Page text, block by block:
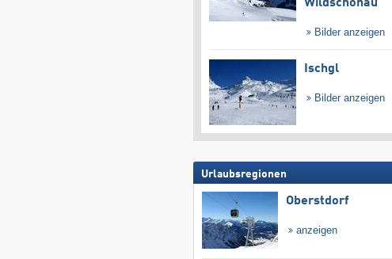
Wildschönau
Bilder anzeigen
Ischgl
Bilder anzeigen
Urlaubsregionen
Oberstdorf
anzeigen